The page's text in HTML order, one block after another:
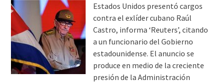
Estados Unidos presentó cargos
contra el exlíder cubano Raúl
Castro, informa ‘Reuters’, citando
a un funcionario del Gobierno
estadounidense. El anuncio se
produce en medio de la creciente
presión de la Administración